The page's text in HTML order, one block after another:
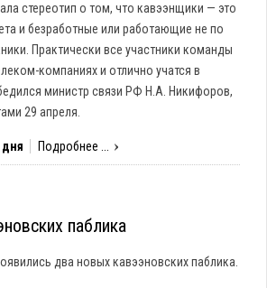
стереотип о том, что кавээнщики — это
и безработные или работающие не по
Практически все участники команды
компаниях и отлично учатся в
министр связи РФ Н.А. Никифоров,
29 апреля.
Подробнее ...
паблика
два новых кавээновских паблика.